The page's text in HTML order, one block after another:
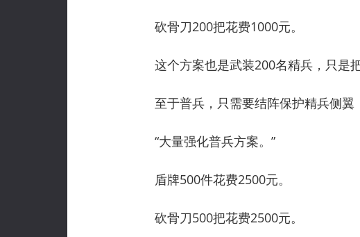
砍骨刀200把花费1000元。
这个方案也是武装200名精兵，只是把
至于普兵，只需要结阵保护精兵侧翼
“大量强化普兵方案。”
盾牌500件花费2500元。
砍骨刀500把花费2500元。